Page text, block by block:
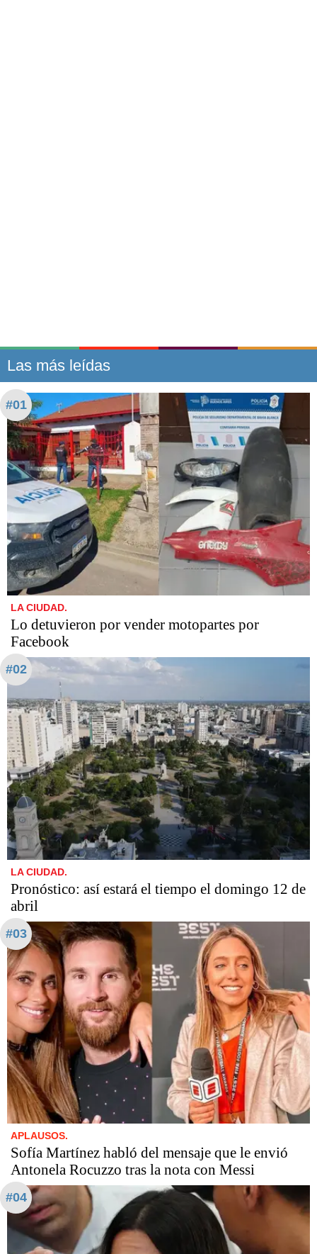
Las más leídas
#01
LA CIUDAD.
Lo detuvieron por vender motopartes por
Facebook
#02
LA CIUDAD.
Pronóstico: así estará el tiempo el domingo 12 de
abril
#03
APLAUSOS.
Sofía Martínez habló del mensaje que le envió
Antonela Rocuzzo tras la nota con Messi
#04